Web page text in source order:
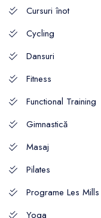
Cursuri înot
Cycling
Dansuri
Fitness
Functional Training
Gimnastică
Masaj
Pilates
Programe Les Mills
Yoga